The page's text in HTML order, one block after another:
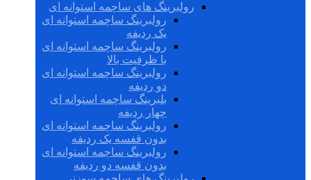
رولبرینگ های ساچمه استوانه ای
رولبرینگ ساچمه استوانه ای
یک ردیفه
رولبرینگ ساچمه استوانه ای
با ظرفیت بالا
رولبرینگ ساچمه استوانه ای
دو ردیفه
بلبرینگ ساچمه استوانه ای
چهار ردیفه
رولبرینگ ساچمه استوانه ای
بدون قفسه یک ردیفه
رولبرینگ ساچمه استوانه ای
بدون قفسه دو ردیفه